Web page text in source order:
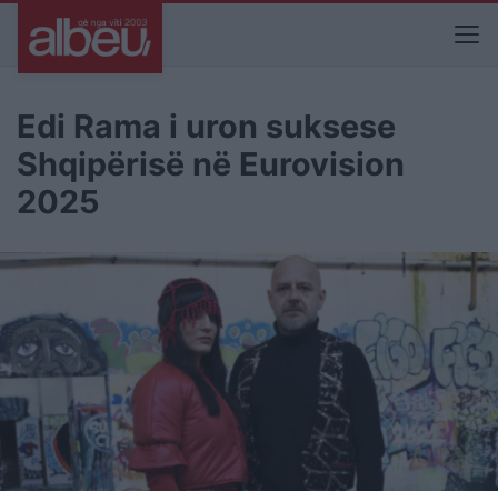
Edi Rama i uron suksese
Shqipërisë në Eurovision
2025